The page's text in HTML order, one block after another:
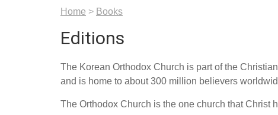
Home > Books
Editions
The Korean Orthodox Church is part of the
and is home to about 300 million believers
The Orthodox Church is the one church that Christ